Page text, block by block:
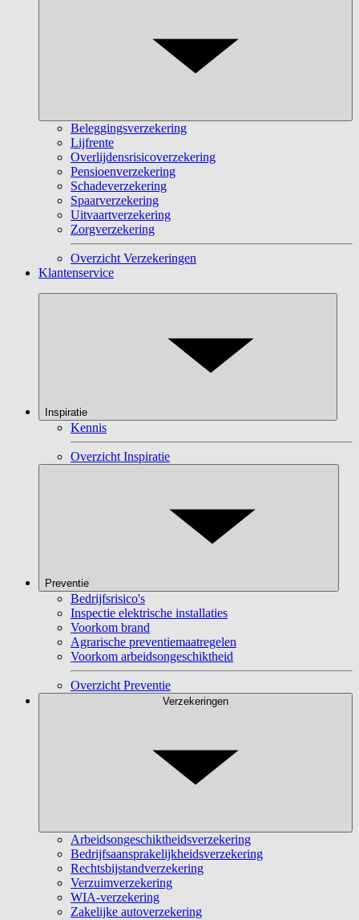
Beleggingsverzekering
Lijfrente
Overlijdensrisicoverzekering
Pensioenverzekering
Schadeverzekering
Spaarverzekering
Uitvaartverzekering
Zorgverzekering
Overzicht Verzekeringen
Klantenservice
Inspiratie
Kennis
Overzicht Inspiratie
Preventie
Bedrijfsrisico's
Inspectie elektrische installaties
Voorkom brand
Agrarische preventiemaatregelen
Voorkom arbeidsongeschiktheid
Overzicht Preventie
Verzekeringen
Arbeidsongeschiktheidsverzekering
Bedrijfsaansprakelijkheidsverzekering
Rechtsbijstandverzekering
Verzuimverzekering
WIA-verzekering
Zakelijke autoverzekering